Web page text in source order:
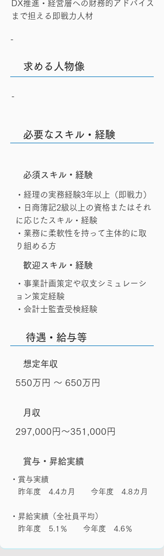
DX推進・経営層への財務的アドバイス
まで担える即戦力人材
-
求める人物像
-
必要なスキル・経験
​必須スキル・経験
・経理の実務経験3年以上（即戦力）
・日商簿記2級以上の資格またはそれ
に応じたスキル・経験
・業務に柔軟性を持って主体的に取
り組める方
歓迎スキル・経験
・事業計画策定や収支シミュレーシ
ョン策定経験
・会計士監査受検経験
待遇・給与等
想定年収
550万円 〜 650万円
月収
297,000円～351,000円
賞与・昇給実績
・賞与実績
昨年度 4.4カ月 今年度 4.8カ月
・昇給実績（全社員平均）
昨年度 5.1％ 今年度 4.6％